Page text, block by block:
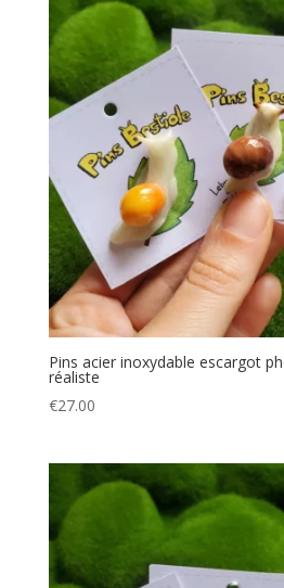
Pins acier inoxydable escargot
réaliste
€27.00